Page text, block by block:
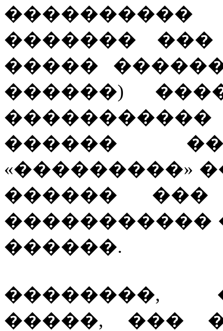
�������
�����
������)
������
«���������»
������
�����������
������.
��������,
�����, ���